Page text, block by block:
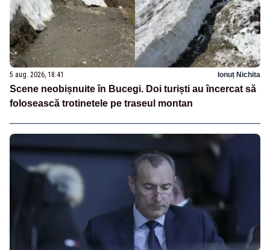
5 aug. 2026, 18:41 Ionuț Nichita
Scene neobișnuite în Bucegi. Doi turiști au încercat să
folosească trotinetele pe traseul montan